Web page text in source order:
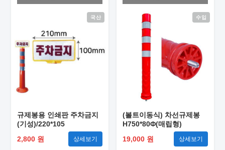
국산
규제봉용 인쇄판 주차금지
(기성)/220*105
2,800 원
상세보기
수입
(볼트이동식) 차선규제봉
H750*80Φ(매립형)
19,000 원
상세보기